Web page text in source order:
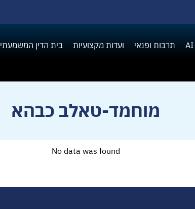
תרבות ופנאי ועדות מקצועיות בית הדין המשמעתי
מוחמד-טאלב כבהא
No data was found